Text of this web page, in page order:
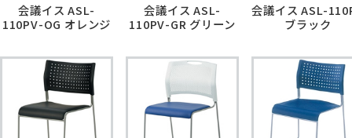
会議イス ASL-
110PV-OG オレンジ
会議イス ASL-
110PV-GR グリーン
会議イス ASL-
ブラック